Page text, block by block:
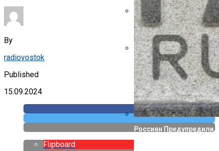
Указ Трампа Отводит
Canon Выпустила
Собственных
Россиян
By
radiovostok
Published
15.09.2024
Flipboard